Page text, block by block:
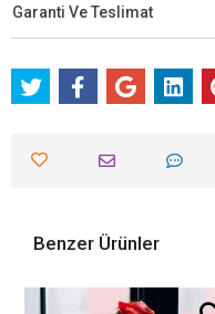
Garanti Ve Teslimat
Benzer Ürünler